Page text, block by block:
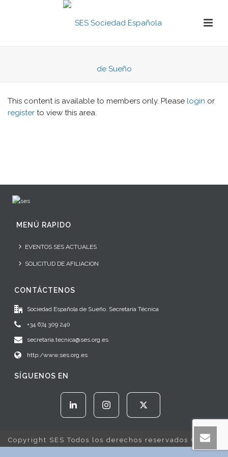
This content is available to members only. Please login or
register to view this area.
MENÚ RAPIDO
EVENTOS SES ACTUALES
SOLICITUD DE AFILIACION
CONTÁCTENOS
Sociedad Española de Sueño. Secretaría Técnica
+34 674 309 240
secretaria.tecnica@ses.org.es
http:/www.ses.org.es
SÍGUENOS EN
Copyright SES Todos los derechos reservados © 2022